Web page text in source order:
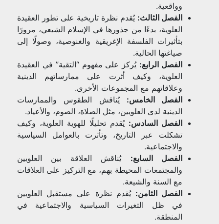
وواقعية.
الفصل الثالث: يُقدم نظرة تاريخية على تطور العقيدة
العلوية، بدءًا من جذورها في الإسلام الشيعي، مرورًا
بتأثيرات الفلسفة الإغريقية والغنوصية، وصولًا إلى
صياغتها الحالية.
الفصل الرابع: يُركز على مفهوم “التقية” في العقيدة
العلوية، وكيف أثرت على ممارساتهم الدينية
وعلاقاتهم مع المجموعات الأخرى.
الفصل الخامس: يُناقش الطقوس والممارسات
الدينية لدى العلويين، مثل الصلاة، الصوم، والأعياد.
الفصل السادس: يُقدم تحليلًا للهوية العلوية، وكيف
تشكلت عبر التاريخ، وتأثرت بالعوامل السياسية
والاجتماعية.
الفصل السابع: يُناقش العلاقة بين العلويين
والمجتمعات المحيطة بهم، مع التركيز على العلاقات
مع السنة والشيعة.
الفصل الثامن: يُقدم نظرة على مستقبل العلويين
في ظل التغيرات السياسية والاجتماعية في
المنطقة.